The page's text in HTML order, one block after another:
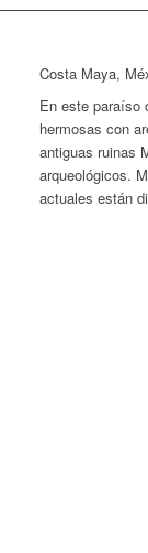
Costa Maya,
En este paraíso
hermosas con
antiguas ruinas
arqueológicos.
actuales están